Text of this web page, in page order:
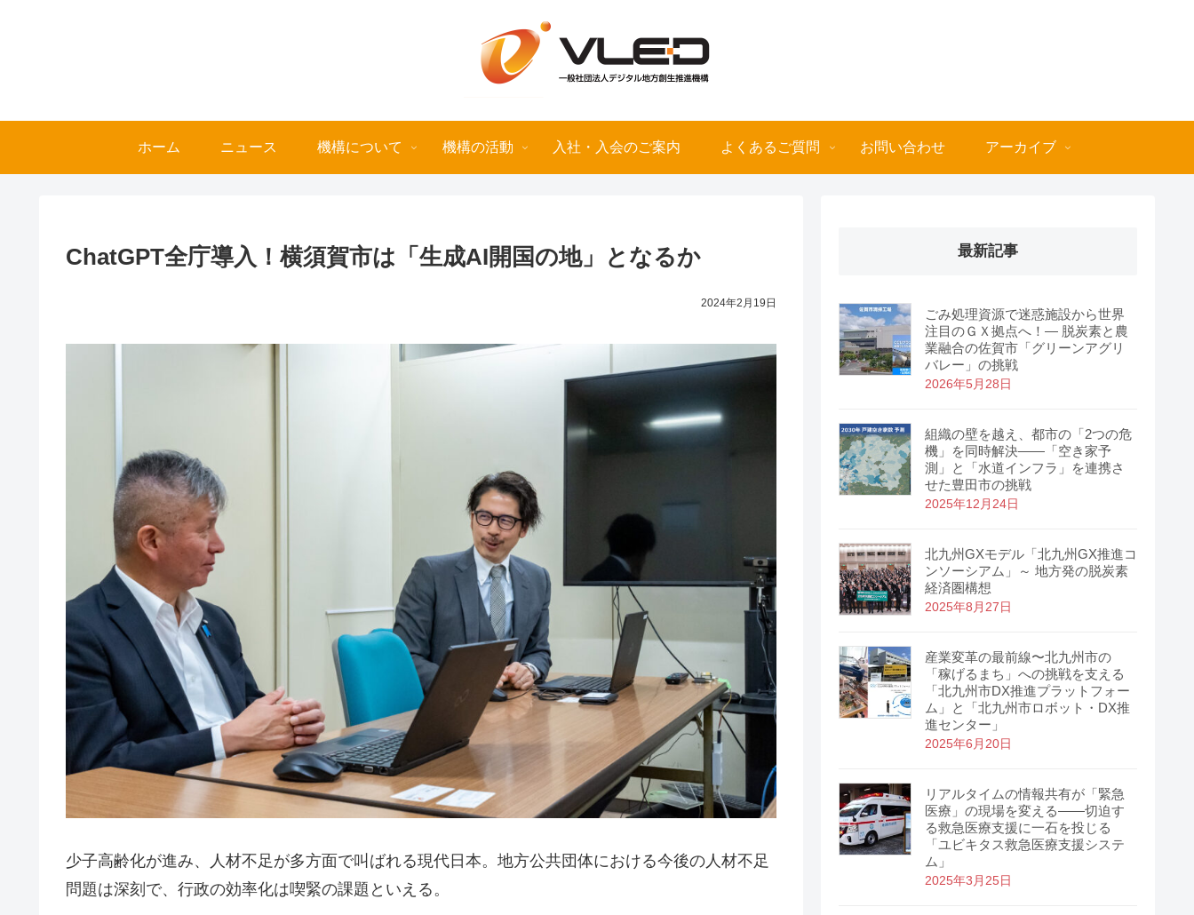
ホーム ニュース 機構について 機構の活動 入社・入会のご案内 よくあるご質問 お問い合わせ アーカイブ
ChatGPT全庁導入！横須賀市は「生成AI開国の地」となるか
2024年2月19日
少子高齢化が進み、人材不足が多方面で叫ばれる現代日本。地方公共団体における今後の人材不足
問題は深刻で、行政の効率化は喫緊の課題といえる。
最新記事
ごみ処理資源で迷惑施設から世界
注目のＧＸ拠点へ！― 脱炭素と農
業融合の佐賀市「グリーンアグリ
バレー」の挑戦
2026年5月28日
組織の壁を越え、都市の「2つの危
機」を同時解決――「空き家予
測」と「水道インフラ」を連携さ
せた豊田市の挑戦
2025年12月24日
北九州GXモデル「北九州GX推進コ
ンソーシアム」～ 地方発の脱炭素
経済圏構想
2025年8月27日
産業変革の最前線〜北九州市の
「稼げるまち」への挑戦を支える
「北九州市DX推進プラットフォー
ム」と「北九州市ロボット・DX推
進センター」
2025年6月20日
リアルタイムの情報共有が「緊急
医療」の現場を変える——切迫す
る救急医療支援に一石を投じる
「ユビキタス救急医療支援システ
ム」
2025年3月25日